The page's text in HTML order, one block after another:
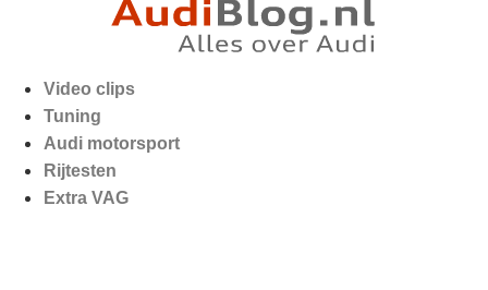
Video clips
Tuning
Audi motorsport
Rijtesten
Extra VAG